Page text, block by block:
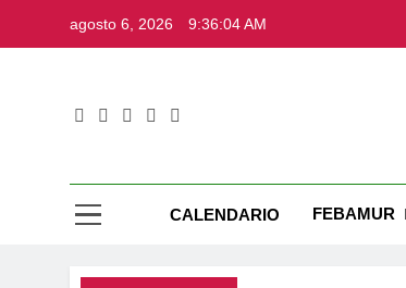
agosto 6, 2026 9:36:05 AM
CALENDARIO FEBAMUR